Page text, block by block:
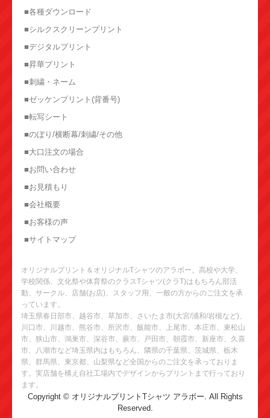
■各種ダウンロード
■シルクスクリーンプリント
■デジタルプリント
■昇華プリント
■刺繍・ネーム
■ゼッケンプリント(背番号)
■転写シート
■のぼり/横断幕/刺繍/その他
■大口注文の場合
■お問い合わせ
■お見積もり
■会社概要
■お客様の声
■サイトマップ
オリジナルプリント＆オリジナルTシャツのアラボー。高校や大学、
学校関係、文化祭や体育祭のクラスTシャツ(クラT)はもちろん部活
動、サークル、店舗(お店)、スタッフ用、一般の方からのご注文を承
っています。
埼玉県春日部市、越谷市、草加市、さいたま市(大宮/浦和/岩槻など)、
川口市、川越市、熊谷市、所沢市、飯能市、上尾市、本庄市、東松山
市、狭山市、鴻巣市、深谷市、蕨市、戸田市、朝霞市、新座市、久喜
市、八潮市など埼玉県内はもちろん、隣県の千葉県、茨城県、栃木
県、群馬県、東京都、山梨県など全国からのご注文を承っておりま
す。実店舗を構え自社工場内でデザインからプリントまで行っており
ます。
Copyright © オリジナルプリントTシャツ アラボー. All Rights
Reserved.